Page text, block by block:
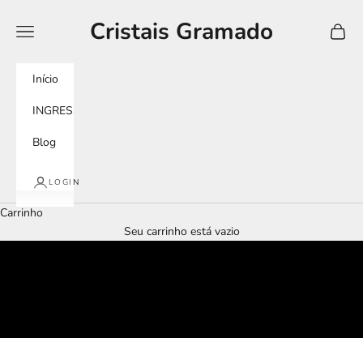
Cristais Gramado
Menu
Início
INGRESSOS
Blog
LOGIN
Carrinho
Seu carrinho está vazio
tour imersivo